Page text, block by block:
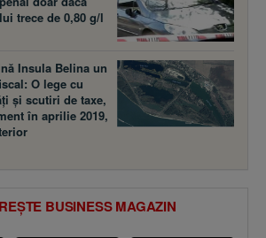
trece de 0,80 g/l
Insula Belina un
O lege cu
şi scutiri de taxe,
în aprilie 2019,
BUSINESS MAGAZIN